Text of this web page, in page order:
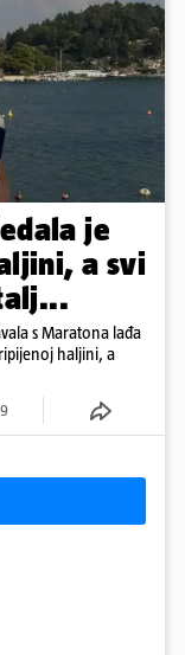
je
a svi
s Maratona lađa
haljini, a